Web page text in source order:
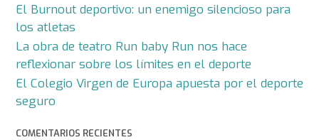
El Burnout deportivo: un enemigo silencioso para
los atletas
La obra de teatro Run baby Run nos hace
reflexionar sobre los límites en el deporte
El Colegio Virgen de Europa apuesta por el deporte
seguro
COMENTARIOS RECIENTES